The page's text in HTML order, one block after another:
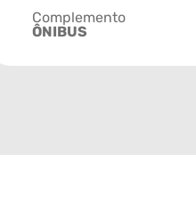
Complemento
ÔNIBUS